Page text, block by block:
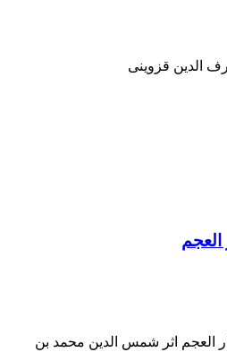
الدین قزوینی
العجم
العجم اثر شمس الدین محمد بن